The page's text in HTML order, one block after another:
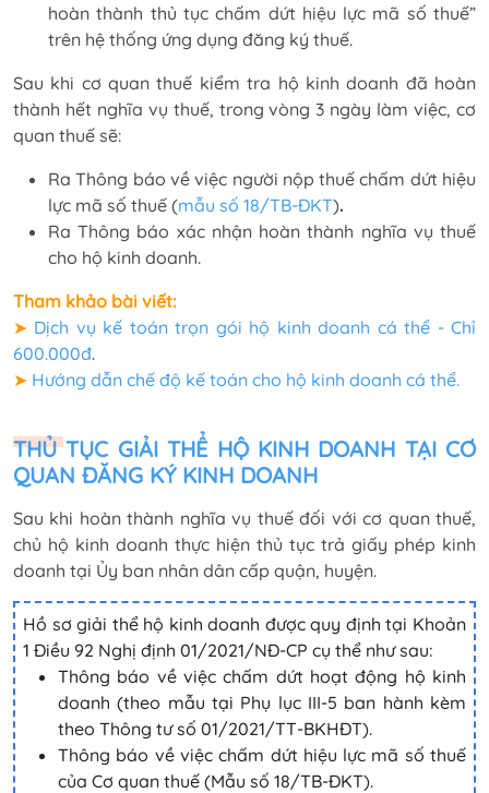
hoàn thành thủ tục chấm dứt hiệu lực mã số thuế”
trên hệ thống ứng dụng đăng ký thuế.
Sau khi cơ quan thuế kiểm tra hộ kinh doanh đã hoàn
thành hết nghĩa vụ thuế, trong vòng 3 ngày làm việc, cơ
quan thuế sẽ:
Ra Thông báo về việc người nộp thuế chấm dứt hiệu
lực mã số thuế (mẫu số 18/TB-ĐKT).
Ra Thông báo xác nhận hoàn thành nghĩa vụ thuế
cho hộ kinh doanh.
Tham khảo bài viết:
➤ Dịch vụ kế toán trọn gói hộ kinh doanh cá thể - Chỉ
600.000đ.
➤ Hướng dẫn chế độ kế toán cho hộ kinh doanh cá thể.
THỦ TỤC GIẢI THỂ HỘ KINH DOANH TẠI CƠ
QUAN ĐĂNG KÝ KINH DOANH
Sau khi hoàn thành nghĩa vụ thuế đối với cơ quan thuế,
chủ hộ kinh doanh thực hiện thủ tục trả giấy phép kinh
doanh tại Ủy ban nhân dân cấp quận, huyện.
Hồ sơ giải thể hộ kinh doanh được quy định tại Khoản
1 Điều 92 Nghị định 01/2021/NĐ-CP cụ thể như sau:
Thông báo về việc chấm dứt hoạt động hộ kinh
doanh (theo mẫu tại Phụ lục III-5 ban hành kèm
theo Thông tư số 01/2021/TT-BKHĐT).
Thông báo về việc chấm dứt hiệu lực mã số thuế
của Cơ quan thuế (Mẫu số 18/TB-ĐKT).